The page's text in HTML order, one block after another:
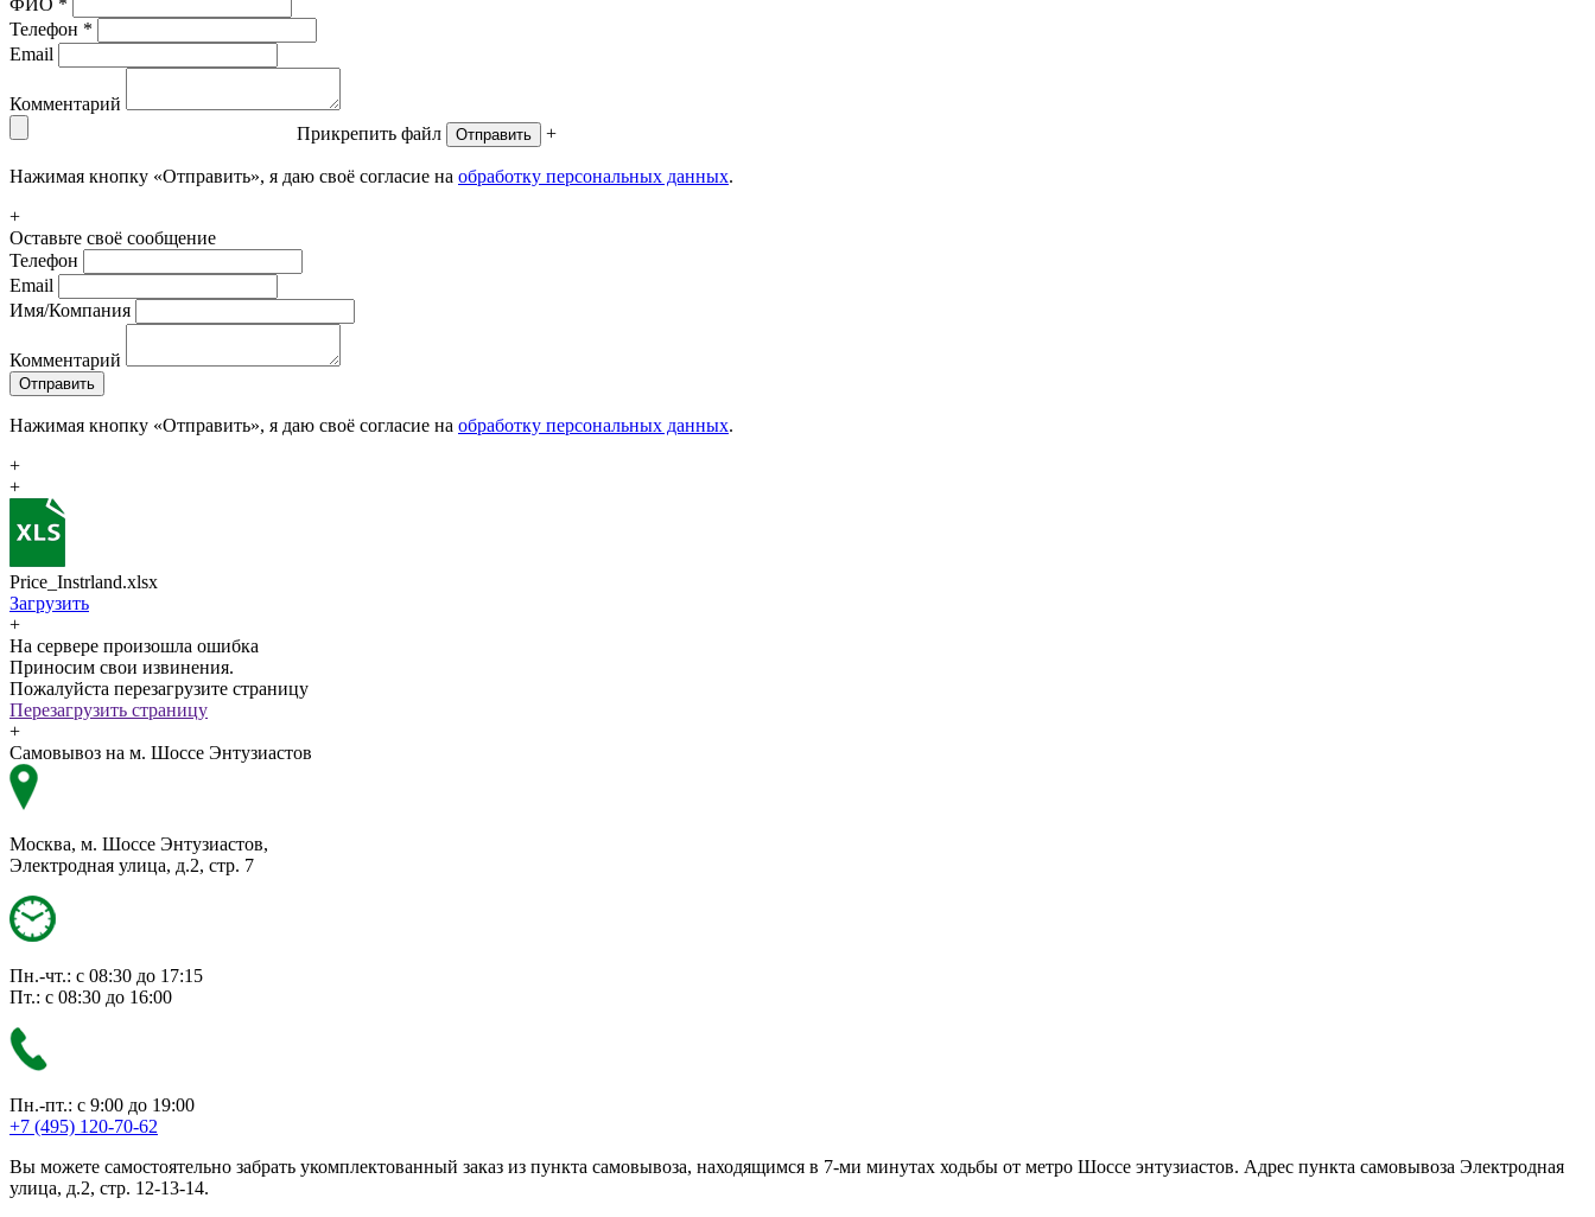
ФИО *
Телефон *
Email
Комментарий
Прикрепить файл
Отправить +
Нажимая кнопку «Отправить», я даю своё согласие на обработку персональных данных.
+
Оставьте своё сообщение
Телефон
Email
Имя/Компания
Комментарий
Отправить
Нажимая кнопку «Отправить», я даю своё согласие на обработку персональных данных.
+
+
Price_Instrland.xlsx
Загрузить
+
На сервере произошла ошибка
Приносим свои извинения.
Пожалуйста перезагрузите страницу
Перезагрузить страницу
+
Самовывоз на м. Шоссе Энтузиастов
Москва, м. Шоссе Энтузиастов,
Электродная улица, д.2, стр. 7
Пн.-чт.: с 08:30 до 17:15
Пт.: с 08:30 до 16:00
Пн.-пт.: с 9:00 до 19:00
+7 (495) 120-70-62
Вы можете самостоятельно забрать укомплектованный заказ из пункта самовывоза, находящимся в 7-ми минутах ходьбы от метро Шоссе энтузиастов. Адрес пункта самовывоза Электродная
улица, д.2, стр. 12-13-14.